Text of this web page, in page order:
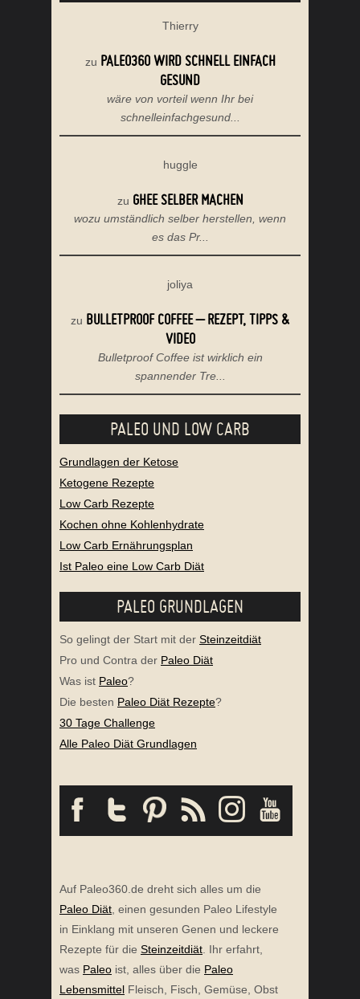
Thierry
zu PALEO360 WIRD SCHNELL EINFACH
GESUND
wäre von vorteil wenn Ihr bei
schnelleinfachgesund...
huggle
zu GHEE SELBER MACHEN
wozu umständlich selber herstellen, wenn
es das Pr...
joliya
zu BULLETPROOF COFFEE – REZEPT, TIPPS &
VIDEO
Bulletproof Coffee ist wirklich ein
spannender Tre...
PALEO UND LOW CARB
Grundlagen der Ketose
Ketogene Rezepte
Low Carb Rezepte
Kochen ohne Kohlenhydrate
Low Carb Ernährungsplan
Ist Paleo eine Low Carb Diät
PALEO GRUNDLAGEN
So gelingt der Start mit der Steinzeitdiät
Pro und Contra der Paleo Diät
Was ist Paleo?
Die besten Paleo Diät Rezepte?
30 Tage Challenge
Alle Paleo Diät Grundlagen
Auf Paleo360.de dreht sich alles um die
Paleo Diät , einen gesunden Paleo Lifestyle
in Einklang mit unseren Genen und leckere
Rezepte für die Steinzeitdiät . Ihr erfahrt,
was Paleo ist, alles über die Paleo
Lebensmittel Fleisch, Fisch, Gemüse, Obst